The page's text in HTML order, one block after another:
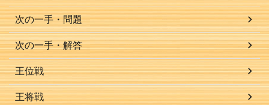
次の一手・問題
次の一手・解答
王位戦
王将戦